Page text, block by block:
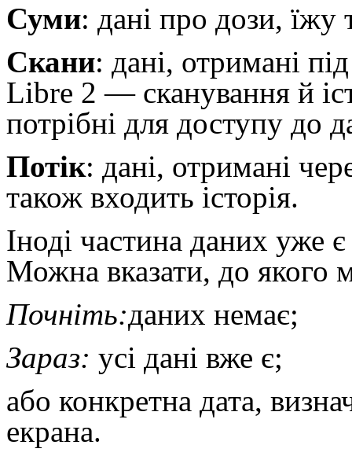
Суми: дані про дози, їжу
Скани: дані, отримані
Libre 2 — сканування й
потрібні для доступу до
Потік: дані, отримані
також входить історія.
Іноді частина даних уже
Можна вказати, до якого
Почніть:даних немає;
Зараз: усі дані вже є;
або конкретна дата,
екрана.